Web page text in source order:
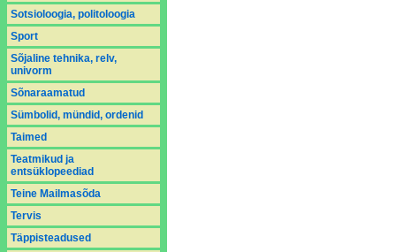
Sotsioloogia, politoloogia
Sport
Sõjaline tehnika, relv,
univorm
Sõnaraamatud
Sümbolid, mündid, ordenid
Taimed
Teatmikud ja
entsüklopeediad
Teine Mailmasõda
Tervis
Täppisteadused